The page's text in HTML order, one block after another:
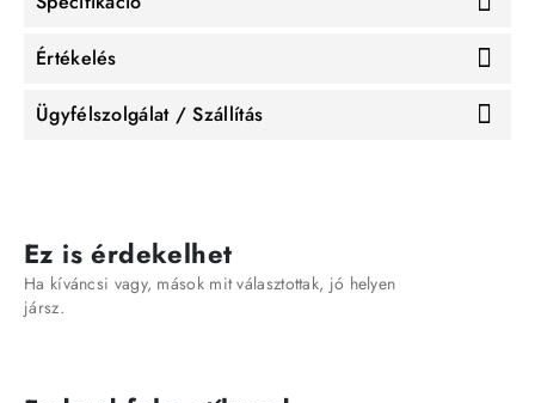
Értékelés
Ügyfélszolgálat / Szállítás
Ez is érdekelhet
Ha kíváncsi vagy, mások mit választottak, jó helyen
jársz.